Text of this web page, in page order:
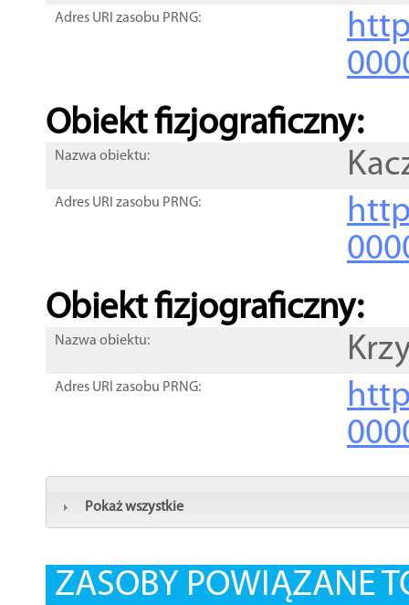
Adres URI zasobu PRNG:
Obiekt fizjograficzny:
Nazwa obiektu:
Adres URI zasobu PRNG:
Obiekt fizjograficzny:
Nazwa obiektu:
Adres URI zasobu PRNG:
Pokaż wszystkie
ZASOBY POWIĄZANE